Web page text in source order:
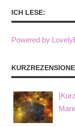
ICH LESE:
Powered by